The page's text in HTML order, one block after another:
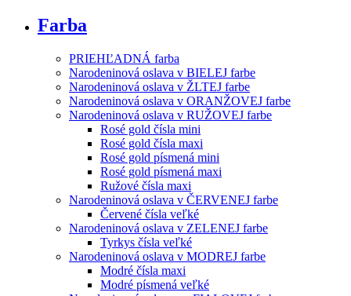
Farba
PRIEHĽADNÁ farba
Narodeninová oslava v BIELEJ farbe
Narodeninová oslava v ŽLTEJ farbe
Narodeninová oslava v ORANŽOVEJ farbe
Narodeninová oslava v RUŽOVEJ farbe
Rosé gold čísla mini
Rosé gold čísla maxi
Rosé gold písmená mini
Rosé gold písmená maxi
Ružové čísla maxi
Narodeninová oslava v ČERVENEJ farbe
Červené čísla veľké
Narodeninová oslava v ZELENEJ farbe
Tyrkys čísla veľké
Narodeninová oslava v MODREJ farbe
Modré čísla maxi
Modré písmená veľké